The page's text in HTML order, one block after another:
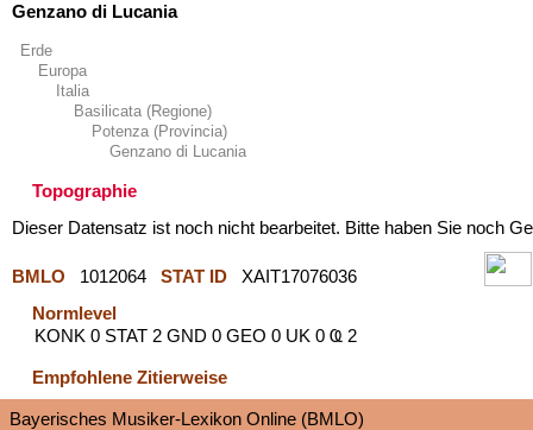
Genzano di Lucania
Erde
Europa
Italia
Basilicata (Regione)
Potenza (Provincia)
Genzano di Lucania
Topographie
Dieser Datensatz ist noch nicht bearbeitet. Bitte haben Sie noch
BMLO 1012064 STAT ID
XAIT17076036
Normlevel
KONK 0 STAT 2 GND 0 GEO 0 UK 0 Ҩ 2
Empfohlene Zitierweise
Bayerisches Musiker-Lexikon Online (BMLO)